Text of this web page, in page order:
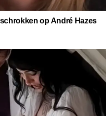
op André Hazes